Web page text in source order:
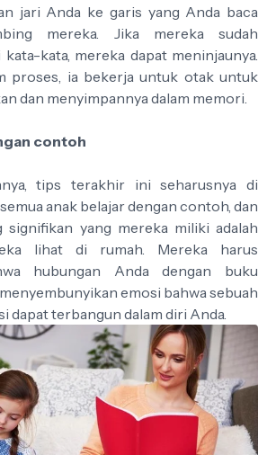
jari Anda ke garis yang Anda baca
mereka. Jika mereka sudah
kata, mereka dapat meninjaunya.
proses, ia bekerja untuk otak untuk
dan menyimpannya dalam memori.
contoh
tips terakhir ini seharusnya di
anak belajar dengan contoh, dan
signifikan yang mereka miliki adalah
lihat di rumah. Mereka harus
hubungan Anda dengan buku
emosi bahwa sebuah
dapat terbangun dalam diri Anda.